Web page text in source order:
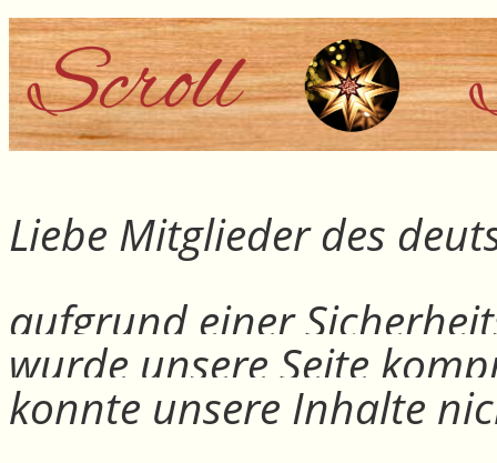
Liebe Mitglieder des
aufgrund einer
wurde unsere Seite
konnte unsere Inhalte